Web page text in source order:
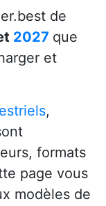
de
2027 que
et
,
formats
page vous
modèles de